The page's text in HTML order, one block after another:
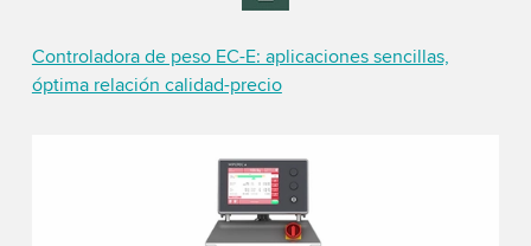
Controladora de peso EC-E: aplicaciones sencillas,
óptima relación calidad-precio